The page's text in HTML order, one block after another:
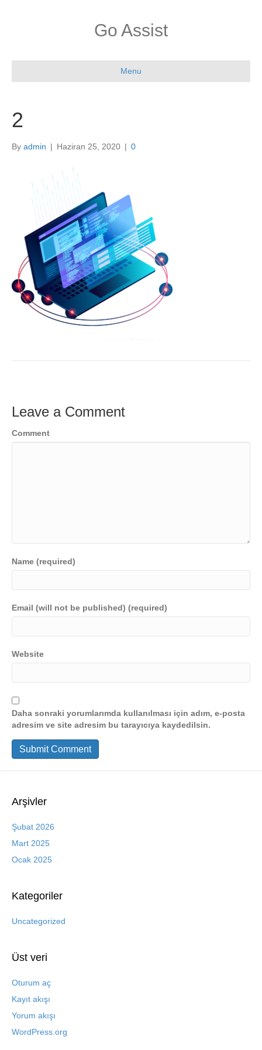
Go Assist
Menu
2
By admin | Haziran 25, 2020 | 0
Leave a Comment
Comment
Name (required)
Email (will not be published) (required)
Website
Daha sonraki yorumlarımda kullanılması için adım, e-posta
adresim ve site adresim bu tarayıcıya kaydedilsin.
Arşivler
Şubat 2026
Mart 2025
Ocak 2025
Kategoriler
Uncategorized
Üst veri
Oturum aç
Kayıt akışı
Yorum akışı
WordPress.org